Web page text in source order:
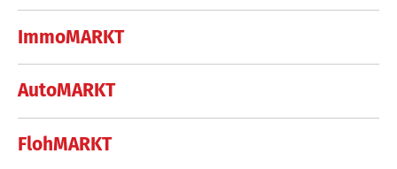
ImmoMARKT
AutoMARKT
FlohMARKT